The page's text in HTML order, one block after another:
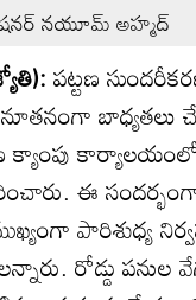
నయూమ్‌ అహ్మద్‌
పట్టణ
కార్యాలయంలో
ఈ
పారిశుధ్య
రోడ్డు పనుల